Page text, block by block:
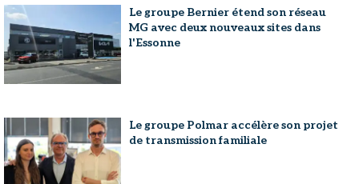
Le groupe Bernier étend son réseau
MG avec deux nouveaux sites dans
l'Essonne
Le groupe Polmar accélère son projet
de transmission familiale